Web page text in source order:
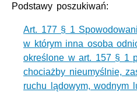
Podstawy poszukiwań:
Art. 177 § 1
w którym inna osoba
określone w art. 157 § 1
chociażby nieumyślnie,
ruchu lądowym, wodnym